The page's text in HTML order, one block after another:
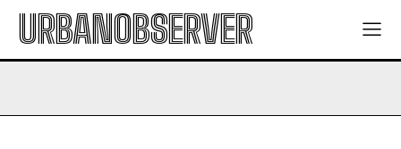
URBANOBSERVER